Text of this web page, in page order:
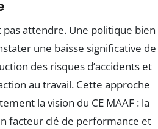
attendre. Une politique bien
une baisse significative de
des risques d’accidents et
au travail. Cette approche
la vision du CE MAAF : la
facteur clé de performance et